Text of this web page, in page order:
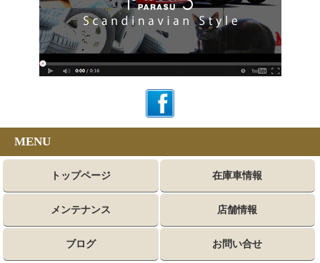
MENU
トップページ 在庫車情報
メンテナンス 店舗情報
ブログ お問い合せ